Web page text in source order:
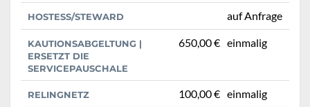
HOSTESS/STEWARD auf Anfrage
KAUTIONSABGELTUNG |
ERSETZT DIE
SERVICEPAUSCHALE
650,00 € einmalig
RELINGNETZ 100,00 € einmalig